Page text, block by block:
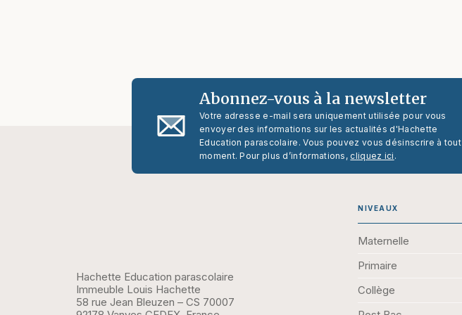
Abonnez-vous à la newsletter
Votre adresse e-mail sera uniquement utilisée pour vous
envoyer des informations sur les actualités d'Hachette
Education parascolaire. Vous pouvez vous désinscrire à tout
moment. Pour plus d’informations, cliquez ici .
Hachette Education parascolaire
Immeuble Louis Hachette
58 rue Jean Bleuzen – CS 70007
NIVEAUX
Maternelle
Primaire
Collège